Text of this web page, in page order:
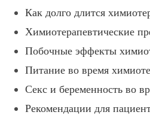
Как долго длится
Химиотерапевтические
Побочные эффекты
Питание во время
Секс и беременность во
Рекомендации для